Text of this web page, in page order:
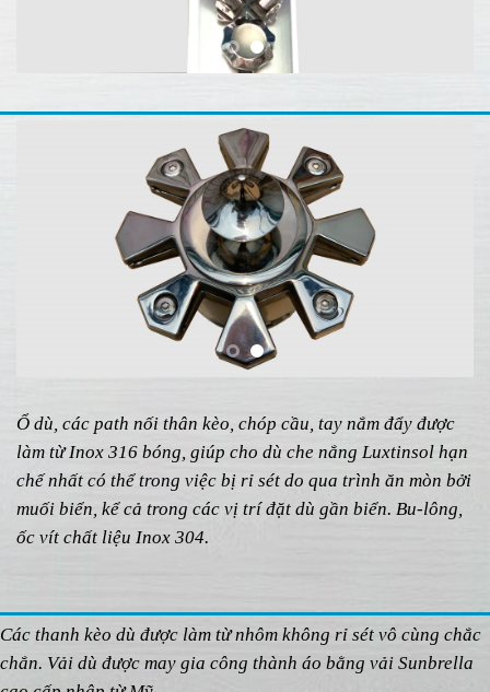
Ổ dù, các path nối thân kèo, chóp cầu, tay nắm đẩy được
làm từ Inox 316 bóng, giúp cho dù che nắng Luxtinsol hạn
chế nhất có thể trong việc bị rỉ sét do qua trình ăn mòn bởi
muối biển, kể cả trong các vị trí đặt dù gần biển. Bu-lông,
ốc vít chất liệu Inox 304.
Các thanh kèo dù được làm từ nhôm không rỉ sét vô cùng chắc
chắn. Vải dù được may gia công thành áo bằng vải Sunbrella